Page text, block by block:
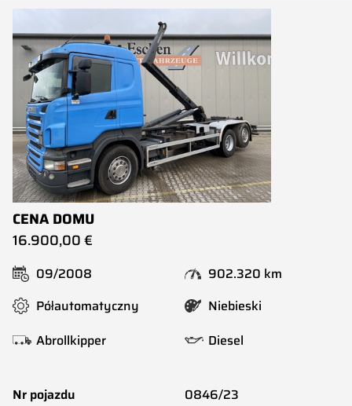
CENA DOMU
16.900,00 €
09/2008
902.320 km
Półautomatyczny
Niebieski
Abrollkipper
Diesel
Nr pojazdu 0846/23